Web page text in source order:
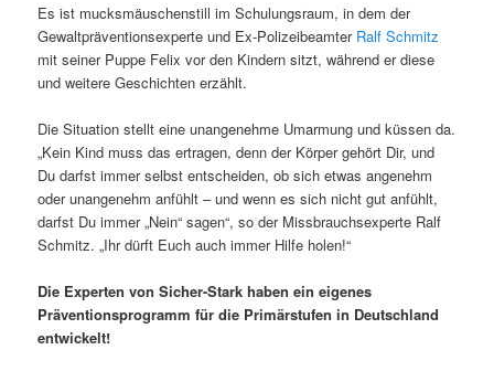
Es ist mucksmäuschenstill im Schulungsraum, in dem der
Gewaltpräventionsexperte und Ex-Polizeibeamter Ralf Schmitz
mit seiner Puppe Felix vor den Kindern sitzt, während er diese
und weitere Geschichten erzählt.
Die Situation stellt eine unangenehme Umarmung und küssen da.
„Kein Kind muss das ertragen, denn der Körper gehört Dir, und
Du darfst immer selbst entscheiden, ob sich etwas angenehm
oder unangenehm anfühlt – und wenn es sich nicht gut anfühlt,
darfst Du immer „Nein“ sagen“, so der Missbrauchsexperte Ralf
Schmitz. „Ihr dürft Euch auch immer Hilfe holen!“
Die Experten von Sicher-Stark haben ein eigenes
Präventionsprogramm für die Primärstufen in Deutschland
entwickelt!